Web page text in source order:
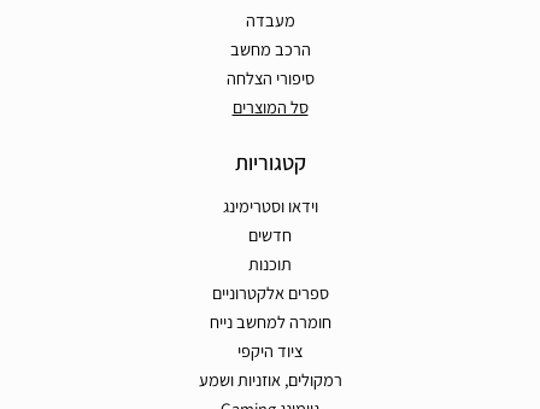
מעבדה
הרכב מחשב
סיפורי הצלחה
סל המוצרים
קטגוריות
וידאו וסטרימינג
חדשים
תוכנות
ספרים אלקטרוניים
חומרה למחשב נייח
ציוד היקפי
רמקולים, אוזניות ושמע